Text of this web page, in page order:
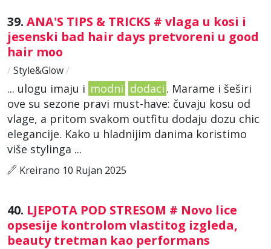
39. ANA'S TIPS & TRICKS # vlaga u kosi i
jesenski bad hair days pretvoreni u good
hair moo
/ Style&Glow/
... ulogu imaju i modni dodaci . Marame i šeširi
ove su sezone pravi must-have: čuvaju kosu od
vlage, a pritom svakom outfitu dodaju dozu chic
elegancije. Kako u hladnijim danima koristimo
više stylinga ...
Kreirano 10 Rujan 2025
40. LJEPOTA POD STRESOM # Novo lice
opsesije kontrolom vlastitog izgleda,
beauty tretman kao performans